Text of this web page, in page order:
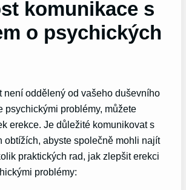
komunikace s
o psychických
není oddělený od vašeho duševního
psychickými problémy, můžete
erekce. Je důležité komunikovat s
obtížích, abyste společně mohli najít
praktických rad, jak zlepšit erekci
problémy: